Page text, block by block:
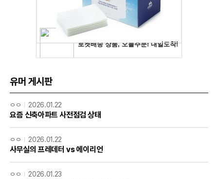
유머 게시판
ㅇㅇ 2026.01.22
요즘 신축아파트 사전점검 상태
ㅇㅇ 2026.01.22
사무실의 프레데터 vs 에이리언
ㅇㅇ 2026.01.23